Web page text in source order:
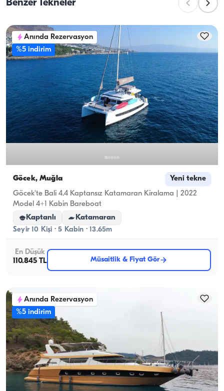
maksimum yolcu sayısını ifade eder. Gecelik
dikkate almak önemlidir; günlük kiralamalarda ise
seyir kapasitesi geçerlidir.
Benzer Tekneler
Anında Rezervasyon
%5 indirim
Göcek, Muğla Yeni tekne
Göcek'te Bali 4.4 Kaptansız Katamaran Kiralama | 2022
Model 4+1 Kabin Bareboat
Kaptanlı
Katamaran
Seyir 10 Kişi · 5 Kabin · 13.65m
En Düşük
110.845 TL
Müsaitlik & Fiyat Gör
Anında Rezervasyon
%5 indirim